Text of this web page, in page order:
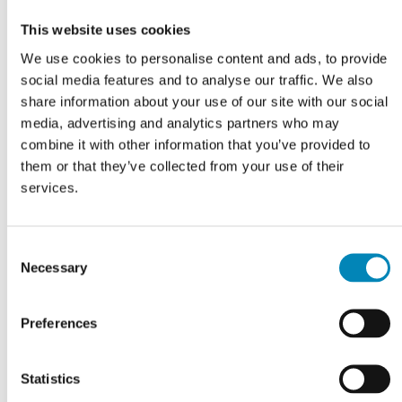
This website uses cookies
We use cookies to personalise content and ads, to provide
social media features and to analyse our traffic. We also
share information about your use of our site with our social
media, advertising and analytics partners who may
combine it with other information that you’ve provided to
them or that they’ve collected from your use of their
services.
Selection
Necessary
Preferences
Statistics
Gør-det-selv
»Gør-det-selv med
professionel finish
»Renovering af badeværelse
» Monteringsvejledning:
Badmøbel med to skuffer
(PDF)
Monteringsvejledning -
»Just Wood
Rengøring &
vedligehold
» Rengøring og vedligehold af
badvaske
Rengøring af låger